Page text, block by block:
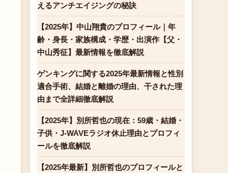
えるアンチエイジングの秘訣
【2025年】中山翔貴のプロフィール｜年
齢・身長・家族構成・学歴・出演作【父・
中山秀征】最新情報を徹底解説
ゲンキングに関する2025年最新情報と性別
適合手術、結婚と離婚の理由、干された理
由まで全詳細徹底解説
【2025年】別所哲也の現在：59歳・結婚・
子供・J-WAVEラジオ休止理由とプロフィ
ールを徹底解説
【2025年最新】別所哲也のプロフィールと